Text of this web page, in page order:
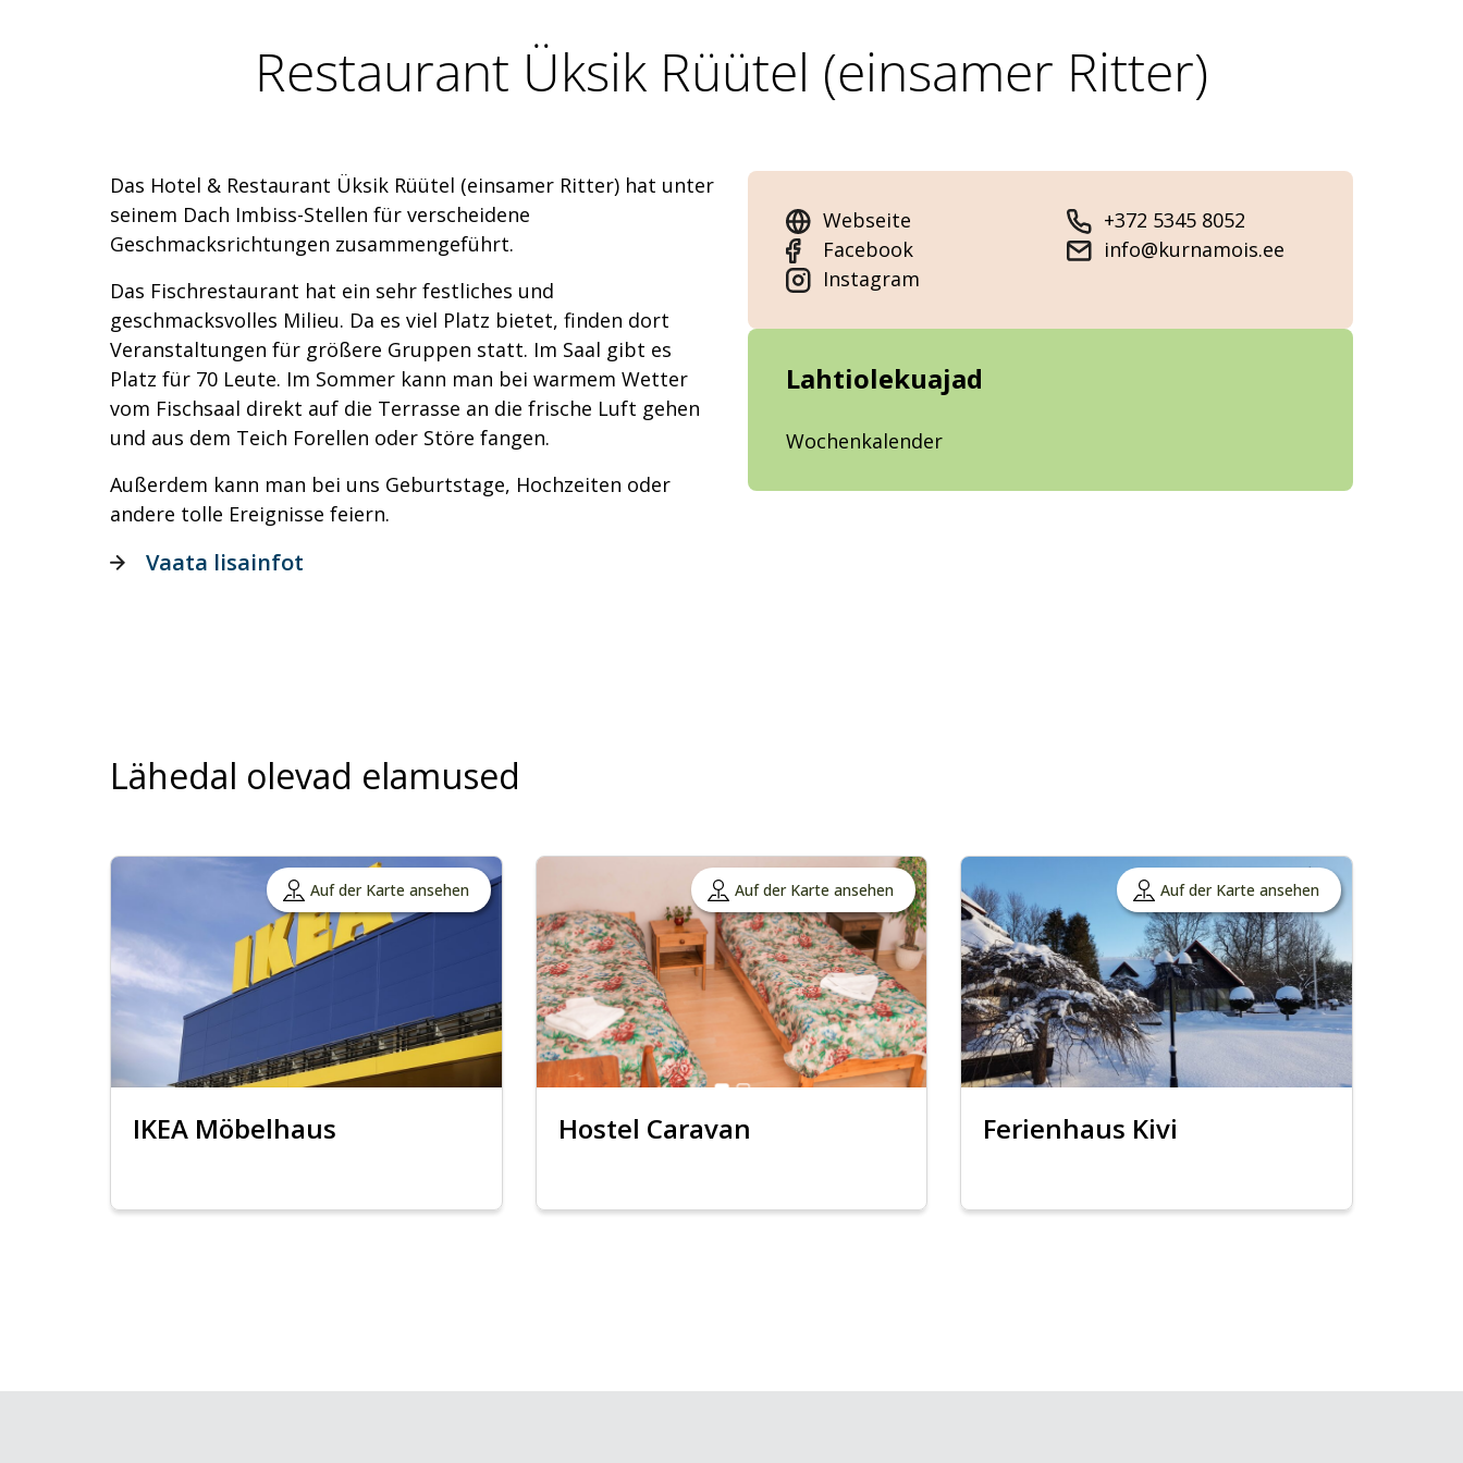
Restaurant Üksik Rüütel (einsamer Ritter)
Das Hotel & Restaurant Üksik Rüütel (einsamer Ritter) hat unter
seinem Dach Imbiss-Stellen für verscheidene
Geschmacksrichtungen zusammengeführt.
Das Fischrestaurant hat ein sehr festliches und
geschmacksvolles Milieu. Da es viel Platz bietet, finden dort
Veranstaltungen für größere Gruppen statt. Im Saal gibt es
Platz für 70 Leute. Im Sommer kann man bei warmem Wetter
vom Fischsaal direkt auf die Terrasse an die frische Luft gehen
und aus dem Teich Forellen oder Störe fangen.
Außerdem kann man bei uns Geburtstage, Hochzeiten oder
andere tolle Ereignisse feiern.
Webseite
Facebook
Instagram
+372 5345 8052
info@kurnamois.ee
Lahtiolekuajad
Wochenkalender
Vaata lisainfot
Lähedal olevad elamused
Auf der Karte ansehen
IKEA Möbelhaus
Auf der Karte ansehen
Hostel Caravan
Auf der Karte ansehen
Ferienhaus Kivi